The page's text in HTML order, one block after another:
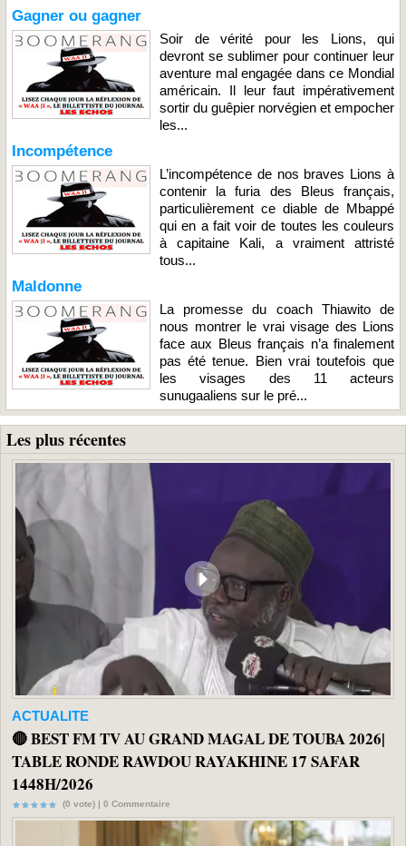
Gagner ou gagner
Soir de vérité pour les Lions, qui
devront se sublimer pour continuer leur
aventure mal engagée dans ce Mondial
américain. Il leur faut impérativement
sortir du guêpier norvégien et empocher
les...
Incompétence
L’incompétence de nos braves Lions à
contenir la furia des Bleus français,
particulièrement ce diable de Mbappé
qui en a fait voir de toutes les couleurs
à capitaine Kali, a vraiment attristé
tous...
Maldonne
La promesse du coach Thiawito de
nous montrer le vrai visage des Lions
face aux Bleus français n’a finalement
pas été tenue. Bien vrai toutefois que
les visages des 11 acteurs
sunugaaliens sur le pré...
Les plus récentes
ACTUALITE
🔴 BEST FM TV AU GRAND MAGAL DE TOUBA 2026|
TABLE RONDE RAWDOU RAYAKHINE 17 SAFAR
1448H/2026
(0 vote) | 0 Commentaire